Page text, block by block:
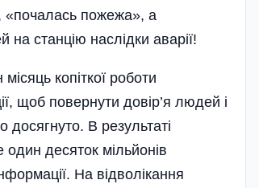
«почалась пожежа», а
станцію наслідки аварії!
копіткої роботи
щоб повернути довір’я людей і
В результаті
десяток мільйонів
На відволікання